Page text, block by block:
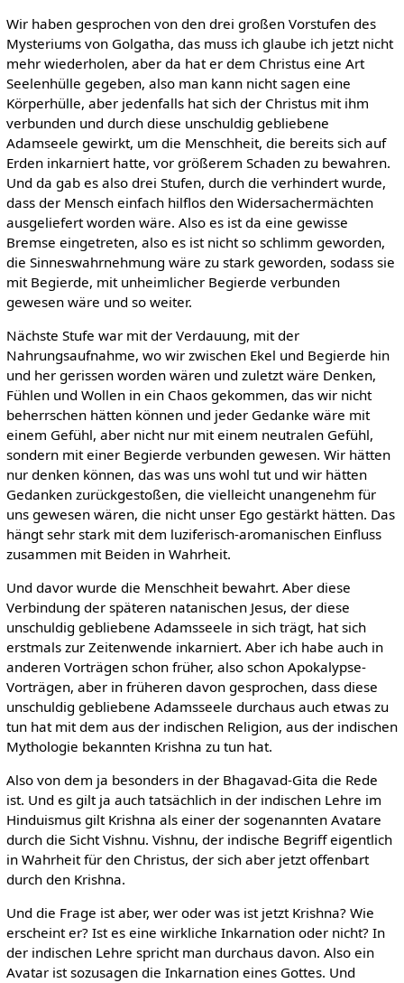
Wir haben gesprochen von den drei großen Vorstufen des
Mysteriums von Golgatha, das muss ich glaube ich jetzt nicht
mehr wiederholen, aber da hat er dem Christus eine Art
Seelenhülle gegeben, also man kann nicht sagen eine
Körperhülle, aber jedenfalls hat sich der Christus mit ihm
verbunden und durch diese unschuldig gebliebene
Adamseele gewirkt, um die Menschheit, die bereits sich auf
Erden inkarniert hatte, vor größerem Schaden zu bewahren.
Und da gab es also drei Stufen, durch die verhindert wurde,
dass der Mensch einfach hilflos den Widersachermächten
ausgeliefert worden wäre. Also es ist da eine gewisse
Bremse eingetreten, also es ist nicht so schlimm geworden,
die Sinneswahrnehmung wäre zu stark geworden, sodass sie
mit Begierde, mit unheimlicher Begierde verbunden
gewesen wäre und so weiter.
Nächste Stufe war mit der Verdauung, mit der
Nahrungsaufnahme, wo wir zwischen Ekel und Begierde hin
und her gerissen worden wären und zuletzt wäre Denken,
Fühlen und Wollen in ein Chaos gekommen, das wir nicht
beherrschen hätten können und jeder Gedanke wäre mit
einem Gefühl, aber nicht nur mit einem neutralen Gefühl,
sondern mit einer Begierde verbunden gewesen. Wir hätten
nur denken können, das was uns wohl tut und wir hätten
Gedanken zurückgestoßen, die vielleicht unangenehm für
uns gewesen wären, die nicht unser Ego gestärkt hätten. Das
hängt sehr stark mit dem luziferisch-aromanischen Einfluss
zusammen mit Beiden in Wahrheit.
Und davor wurde die Menschheit bewahrt. Aber diese
Verbindung der späteren natanischen Jesus, der diese
unschuldig gebliebene Adamsseele in sich trägt, hat sich
erstmals zur Zeitenwende inkarniert. Aber ich habe auch in
anderen Vorträgen schon früher, also schon Apokalypse-
Vorträgen, aber in früheren davon gesprochen, dass diese
unschuldig gebliebene Adamsseele durchaus auch etwas zu
tun hat mit dem aus der indischen Religion, aus der indischen
Mythologie bekannten Krishna zu tun hat.
Also von dem ja besonders in der Bhagavad-Gita die Rede
ist. Und es gilt ja auch tatsächlich in der indischen Lehre im
Hinduismus gilt Krishna als einer der sogenannten Avatare
durch die Sicht Vishnu. Vishnu, der indische Begriff eigentlich
in Wahrheit für den Christus, der sich aber jetzt offenbart
durch den Krishna.
Und die Frage ist aber, wer oder was ist jetzt Krishna? Wie
erscheint er? Ist es eine wirkliche Inkarnation oder nicht? In
der indischen Lehre spricht man durchaus davon. Also ein
Avatar ist sozusagen die Inkarnation eines Gottes. Und